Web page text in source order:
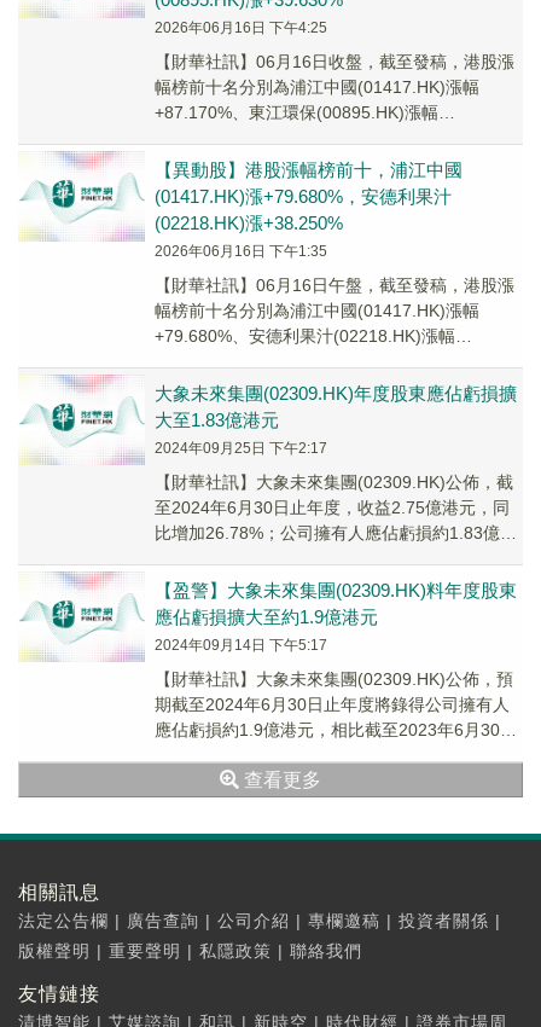
2026年06月16日 下午4:25
【財華社訊】06月16日收盤，截至發稿，港股漲
幅榜前十名分別為浦江中國(01417.HK)漲幅
+87.170%、東江環保(00895.HK)漲幅
【異動股】港股漲幅榜前十，浦江中國
(01417.HK)漲+79.680%，安德利果汁
(02218.HK)漲+38.250%
2026年06月16日 下午1:35
【財華社訊】06月16日午盤，截至發稿，港股漲
幅榜前十名分別為浦江中國(01417.HK)漲幅
+79.680%、安德利果汁(02218.HK)漲幅
大象未來集團(02309.HK)年度股東應佔虧損擴
大至1.83億港元
2024年09月25日 下午2:17
【財華社訊】大象未來集團(02309.HK)公佈，截
至2024年6月30日止年度，收益2.75億港元，同
比增加26.78%；公司擁有人應佔虧損約1.83億港
【盈警】大象未來集團(02309.HK)料年度股東
應佔虧損擴大至約1.9億港元
2024年09月14日 下午5:17
【財華社訊】大象未來集團(02309.HK)公佈，預
期截至2024年6月30日止年度將錄得公司擁有人
應佔虧損約1.9億港元，相比截至2023年6月30日
查看更多
相關訊息
法定公告欄 | 廣告查詢 | 公司介紹 | 專欄邀稿 | 投資者關係 |
版權聲明 | 重要聲明 | 私隱政策 | 聯絡我們
友情鏈接
清博智能 | 艾媒諮詢 | 和訊 | 新時空 | 時代財經 | 證券市場周